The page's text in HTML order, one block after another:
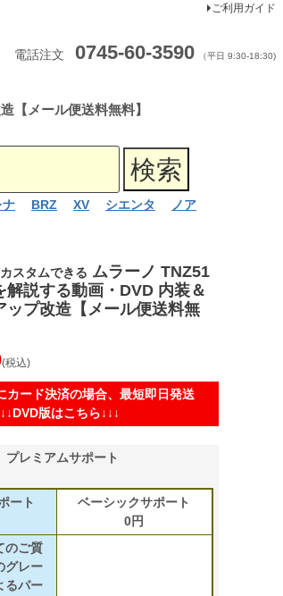
ご利用ガイド
電話注文 0745-60-3590 （平日 9:30-18:30)
【メール便送料無料】
ナ BRZ XV シエンタ
ノア
スタムできる ムラーノ TNZ51
解説する動画・DVD 内装＆
ップ改造【メール便送料無
税込
カード決済の場合、最短即日発送
版はこちら↓↓↓
プレミアムサポート
ート
ベーシックサポート
0円
のご質
グレー
るパー